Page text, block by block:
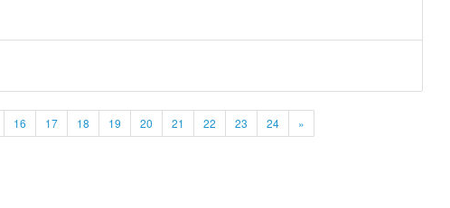
16 17 18 19 20 21 22 23 24 »